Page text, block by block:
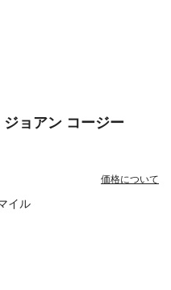
イル
ョアン コージー
価格について